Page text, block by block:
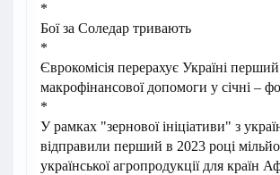
*
Бої за Соледар тривають
*
Єврокомісія перерахує Україні
макрофінансової допомоги у січні –
*
У рамках "зернової ініціативи" з
відправили перший в 2023 році
української агропродукції для країн